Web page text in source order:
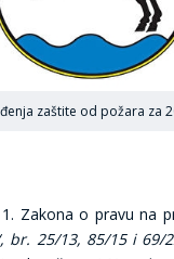
zaštite od požara za
Zakona o pravu na
br. 25/13, 85/15 i 69/